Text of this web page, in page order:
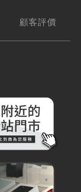
顧客評價